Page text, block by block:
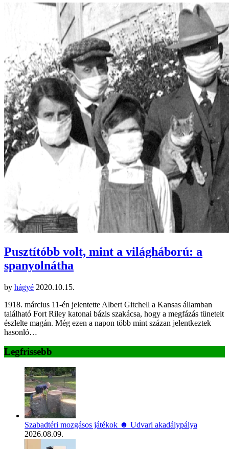
Pusztítóbb volt, mint a világháború: a
spanyolnátha
by hágyé 2020.10.15.
1918. március 11-én jelentette Albert Gitchell a Kansas államban
található Fort Riley katonai bázis szakácsa, hogy a megfázás tüneteit
észlelte magán. Még ezen a napon több mint százan jelentkeztek
hasonló…
Legfrissebb
Szabadtéri mozgásos játékok ☻ Udvari akadálypálya
2026.08.09.